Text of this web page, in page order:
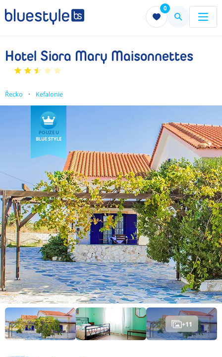
0
Menu Menu
Hotel Siora Mary Maisonnettes
Řecko Kefalonie
POUZE U
BLUE STYLE
+11